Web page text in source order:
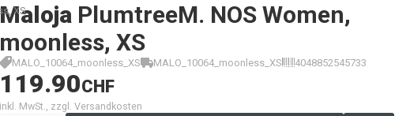
XS
Maloja PlumtreeM. NOS Women,
moonless, XS
MALO_10064_moonless_XS MALO_10064_moonless_XS 4048852545733
119.90CHF
inkl. MwSt., zzgl. Versandkosten